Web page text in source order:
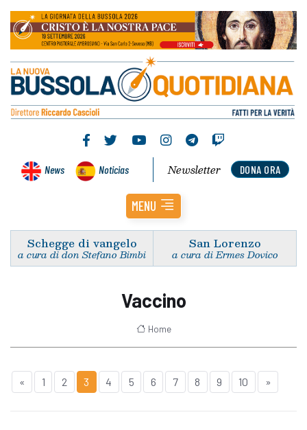
News Noticias DONA ORA
Newsletter
MENU
Schegge di vangelo
a cura di don Stefano Bimbi
San Lorenzo
a cura di Ermes Dovico
Vaccino
Home
« 1 2 3 4 5 6 7 8 9 10 »